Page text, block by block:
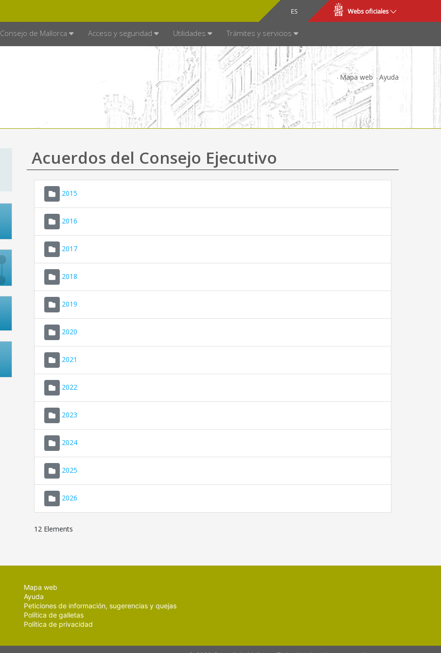
ES
CA Webs oficiales
Consejo de Mallorca Acceso y seguridad Utilidades Trámites y servicios
Mapa web Ayuda
Acuerdos del Consejo Ejecutivo
2015
2016
2017
2018
2019
2020
2021
2022
2023
2024
2025
2026
12 Elements
Mapa web
Ayuda
Peticiones de información, sugerencias y quejas
Política de galletas
Política de privacidad